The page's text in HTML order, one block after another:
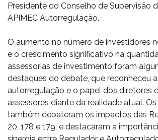
Presidente do Conselho de Supervisão
APIMEC Autorregulação.
O aumento no número de investidores
e o crescimento significativo na
assessorias de investimento foram
destaques do debate, que reconheceu
autorregulação e o papel dos diretores
assessores diante da realidade atual.
também debateram os impactos das
20, 178 e 179, e destacaram a